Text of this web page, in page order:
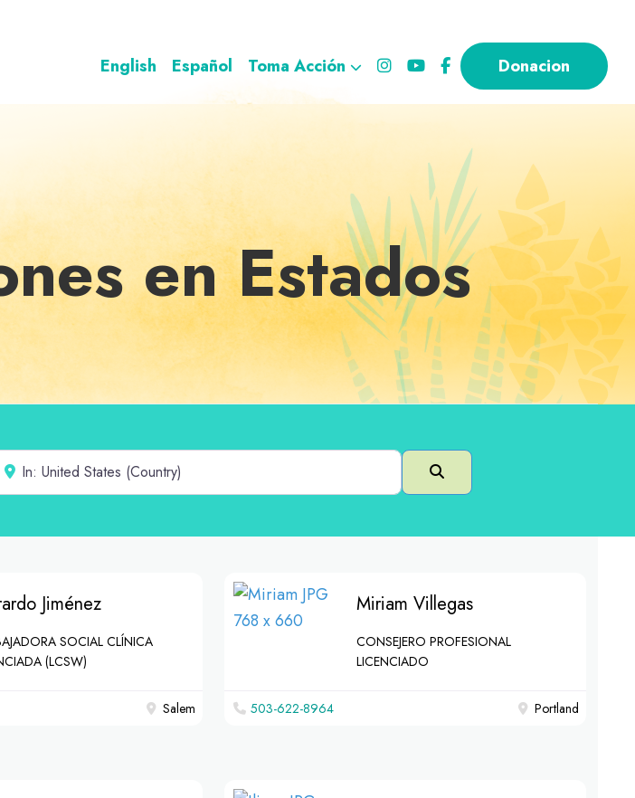
English Español Toma Acción
Donacion
en Estados
de
Buscar en
Jiménez
SOCIAL CLÍNICA
(LCSW)
Salem
Miriam Villegas
CONSEJERO PROFESIONAL
LICENCIADO
503-622-8964 Portland